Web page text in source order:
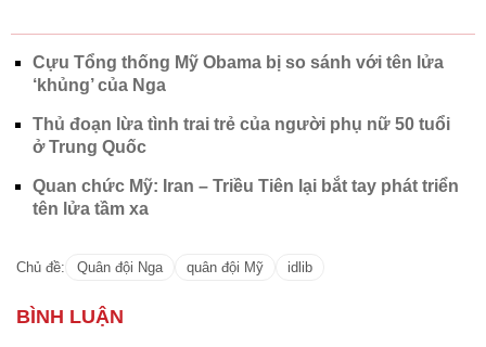
Cựu Tổng thống Mỹ Obama bị so sánh với tên lửa
‘khủng’ của Nga
Thủ đoạn lừa tình trai trẻ của người phụ nữ 50 tuổi
ở Trung Quốc
Quan chức Mỹ: Iran – Triều Tiên lại bắt tay phát triển
tên lửa tầm xa
Chủ đề: Quân đội Nga quân đội Mỹ idlib